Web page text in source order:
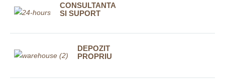
CONSULTANTA
SI SUPORT
DEPOZIT
PROPRIU